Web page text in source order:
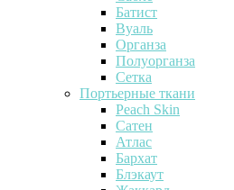
Батист
Вуаль
Органза
Полуорганза
Сетка
Портьерные ткани
Peach Skin
Сатен
Атлас
Бархат
Блэкаут